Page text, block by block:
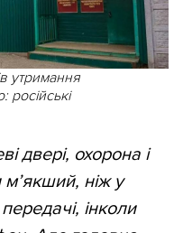
утримання
російські
двері, охорона і
м’якший, ніж у
інколи